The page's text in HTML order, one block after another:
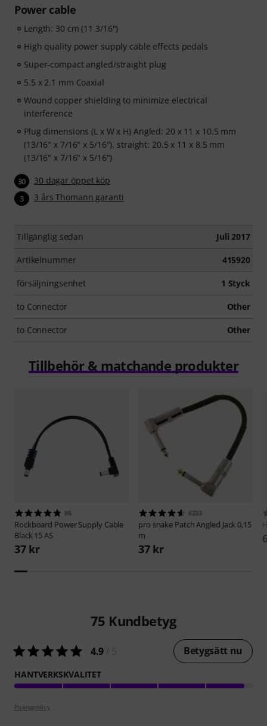
Power cable
Length: 30 cm (11 3/16")
High quality power supply cable effects pedals
Super-compact angled/straight plug
5.5 x 2.1 mm Coaxial
Wound copper shielding to minimize electrical
interference
Plug dimensions (L x W x H) Angled: 20 x 11 x 10.5 mm
(13/16" x 7/16" x 5/16"), straight: 20.5 x 11 x 8.5 mm
(13/16" x 7/16" x 5/16")
30 30 dagar öppet köp
3 3 års Thomann garanti
Tillgänglig sedan Juli 2017
Artikelnummer 415920
försäljningsenhet 1 Styck
to Connector Other
to Connector Other
Tillbehör & matchande produkter
86
Rockboard Power Supply Cable
Black 15 AS
37 kr
6233
pro snake Patch Angled Jack 0,15
m
37 kr
75 Kundbetyg
4.9 Betygsätt nu
HANTVERKSKVALITET
Poängpolicy